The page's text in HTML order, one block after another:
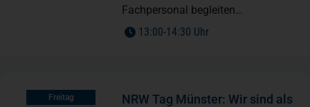
Fachpersonal begleiten…
13:00-to
14:30 Uhr
Freitag
NRW Tag Münster: Wir sind als